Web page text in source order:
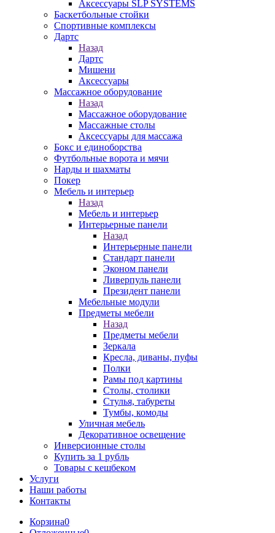
Аксессуары SLP SYSTEMS
Баскетбольные стойки
Спортивные комплексы
Дартс
Назад
Дартс
Мишени
Аксессуары
Массажное оборудование
Назад
Массажное оборудование
Массажные столы
Аксессуары для массажа
Бокс и единоборства
Футбольные ворота и мячи
Нарды и шахматы
Покер
Мебель и интерьер
Назад
Мебель и интерьер
Интерьерные панели
Назад
Интерьерные панели
Стандарт панели
Эконом панели
Ливерпуль панели
Президент панели
Мебельные модули
Предметы мебели
Назад
Предметы мебели
Зеркала
Кресла, диваны, пуфы
Полки
Рамы под картины
Столы, столики
Стулья, табуреты
Тумбы, комоды
Уличная мебель
Декоративное освещение
Инверсионные столы
Купить за 1 рубль
Товары с кешбеком
Услуги
Наши работы
Контакты
Корзина0